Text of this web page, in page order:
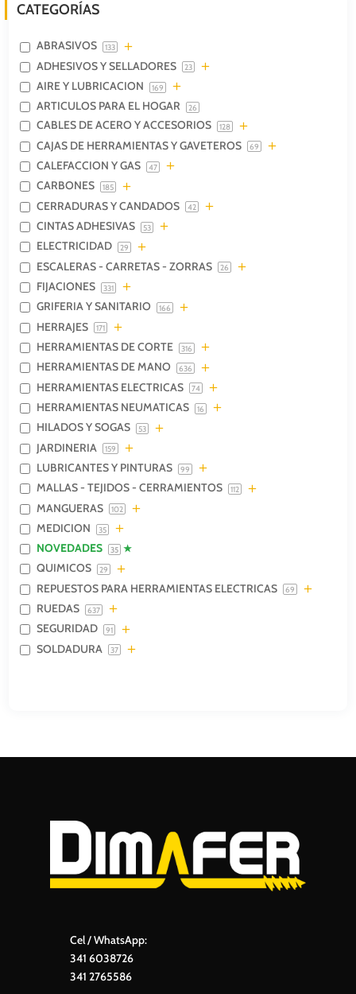
CATEGORÍAS
ABRASIVOS 133
ADHESIVOS Y SELLADORES 23
AIRE Y LUBRICACION 169
ARTICULOS PARA EL HOGAR 26
CABLES DE ACERO Y ACCESORIOS 128
CAJAS DE HERRAMIENTAS Y GAVETEROS 69
CALEFACCION Y GAS 47
CARBONES 185
CERRADURAS Y CANDADOS 42
CINTAS ADHESIVAS 53
ELECTRICIDAD 29
ESCALERAS - CARRETAS - ZORRAS 26
FIJACIONES 331
GRIFERIA Y SANITARIO 166
HERRAJES 171
HERRAMIENTAS DE CORTE 316
HERRAMIENTAS DE MANO 636
HERRAMIENTAS ELECTRICAS 74
HERRAMIENTAS NEUMATICAS 16
HILADOS Y SOGAS 53
JARDINERIA 159
LUBRICANTES Y PINTURAS 99
MALLAS - TEJIDOS - CERRAMIENTOS 112
MANGUERAS 102
MEDICION 35
NOVEDADES 35
QUIMICOS 29
REPUESTOS PARA HERRAMIENTAS ELECTRICAS 69
RUEDAS 637
SEGURIDAD 91
SOLDADURA 37
Cel / WhatsApp:
341 6038726
341 2765586